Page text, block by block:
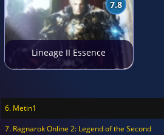
7.8
Lineage II Essence
6. Metin1
7. Ragnarok Online 2: Legend of the Second